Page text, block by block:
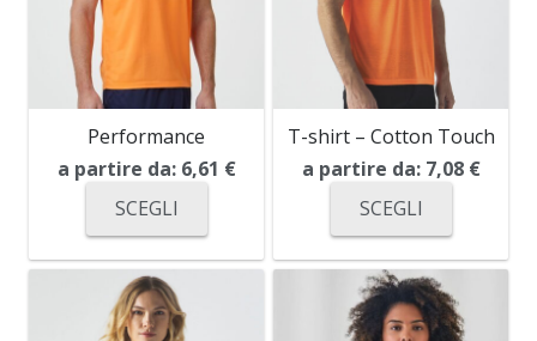
Performance
a partire da: 6,61 €
SCEGLI
T-shirt – Cotton Touch
a partire da: 7,08 €
SCEGLI